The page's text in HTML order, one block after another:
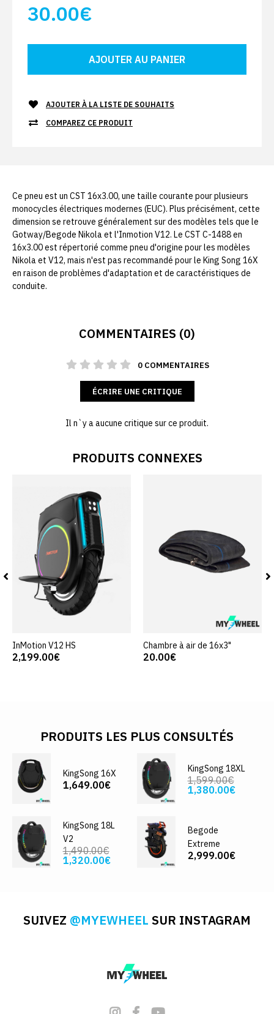
30.00€
AJOUTER À LA LISTE DE SOUHAITS
COMPAREZ CE PRODUIT
Ce pneu est un CST 16x3.00, une taille courante pour plusieurs
monocycles électriques modernes (EUC). Plus précisément, cette
dimension se retrouve généralement sur des modèles tels que le
Gotway/Begode Nikola et l'Inmotion V12. Le CST C-1488 en
16x3.00 est répertorié comme pneu d'origine pour les modèles
Nikola et V12, mais n'est pas recommandé pour le King Song 16X
en raison de problèmes d'adaptation et de caractéristiques de
conduite.
COMMENTAIRES (0)
0 COMMENTAIRES
ÉCRIRE UNE CRITIQUE
Il n`y a aucune critique sur ce produit.
PRODUITS CONNEXES
InMotion V12 HS
2,199.00€
Chambre à air de 16x3"
20.00€
PRODUITS LES PLUS CONSULTÉS
KingSong 16X
1,649.00€
KingSong 18XL
1,599.00€
1,380.00€
KingSong 18L
V2
1,490.00€
1,320.00€
Begode
Extreme
2,999.00€
SUIVEZ @MYEWHEEL SUR INSTAGRAM